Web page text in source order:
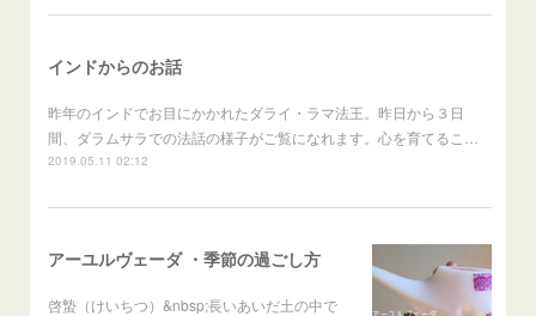
インドからのお話
昨年のインドでお目にかかれたダライ・ラマ法王。昨日から３日
間、ダラムサラでの法話の様子がご覧になれます。心を育てるこ…
2019.05.11 02:12
アーユルヴェーダ ・季節の過ごし方
啓蟄（けいちつ）&nbsp;長いあいだ土の中で